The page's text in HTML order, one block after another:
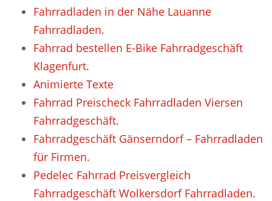
Fahrradladen in der Nähe Lauanne
Fahrradladen.
Fahrrad bestellen E-Bike Fahrradgeschäft
Klagenfurt.
Animierte Texte
Fahrrad Preischeck Fahrradladen Viersen
Fahrradgeschäft.
Fahrradgeschäft Gänserndorf – Fahrradladen
für Firmen.
Pedelec Fahrrad Preisvergleich
Fahrradgeschäft Wolkersdorf Fahrradladen.